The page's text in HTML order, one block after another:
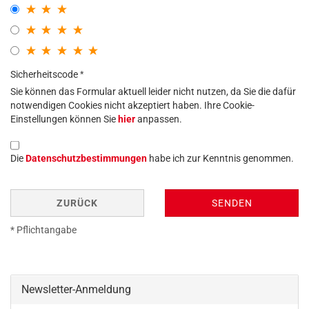
Sicherheitscode
Sie können das Formular aktuell leider nicht nutzen, da Sie die dafür
notwendigen Cookies nicht akzeptiert haben. Ihre Cookie-
Einstellungen können Sie hieranpassen.
DieDatenschutzbestimmungen habe ich zur Kenntnis genommen.
ZURÜCK SENDEN
* Pflichtangabe
Newsletter-Anmeldung